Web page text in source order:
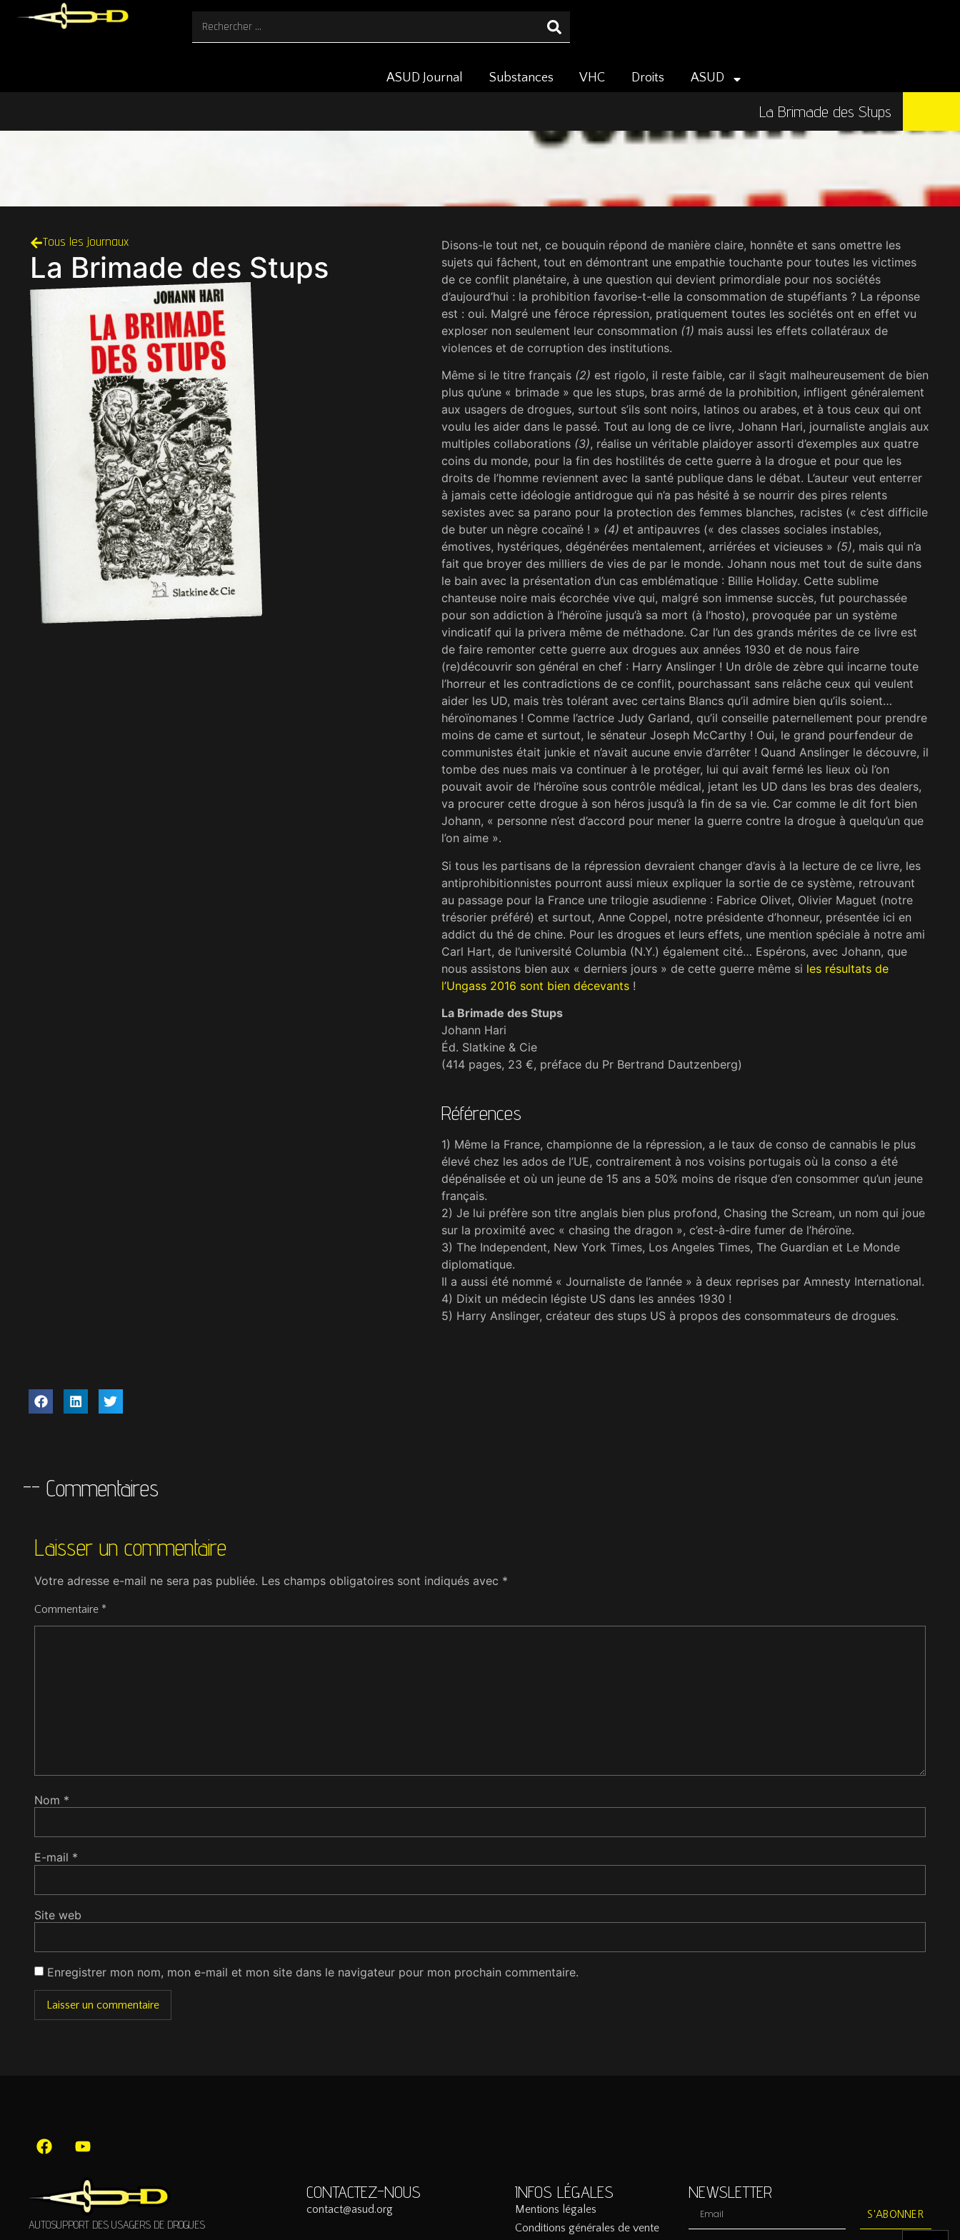
ASUD Journal Substances VHC Droits ASUD
La Brimade des Stups
Tous les journaux
La Brimade des Stups
Disons-le tout net, ce bouquin répond de manière claire, honnête et sans omettre les
sujets qui fâchent, tout en démontrant une empathie touchante pour toutes les victimes
de ce conflit planétaire, à une question qui devient primordiale pour nos sociétés
d’aujourd’hui : la prohibition favorise-t-elle la consommation de stupéfiants ? La réponse
est : oui. Malgré une féroce répression, pratiquement toutes les sociétés ont en effet vu
exploser non seulement leur consommation (1) mais aussi les effets collatéraux de
violences et de corruption des institutions.
Même si le titre français (2) est rigolo, il reste faible, car il s’agit malheureusement de bien
plus qu’une « brimade » que les stups, bras armé de la prohibition, infligent généralement
aux usagers de drogues, surtout s’ils sont noirs, latinos ou arabes, et à tous ceux qui ont
voulu les aider dans le passé. Tout au long de ce livre, Johann Hari, journaliste anglais aux
multiples collaborations (3), réalise un véritable plaidoyer assorti d’exemples aux quatre
coins du monde, pour la fin des hostilités de cette guerre à la drogue et pour que les
droits de l’homme reviennent avec la santé publique dans le débat. L’auteur veut enterrer
à jamais cette idéologie antidrogue qui n’a pas hésité à se nourrir des pires relents
sexistes avec sa parano pour la protection des femmes blanches, racistes (« c’est difficile
de buter un nègre cocaïné ! » (4) et antipauvres (« des classes sociales instables,
émotives, hystériques, dégénérées mentalement, arriérées et vicieuses » (5), mais qui n’a
fait que broyer des milliers de vies de par le monde. Johann nous met tout de suite dans
le bain avec la présentation d’un cas emblématique : Billie Holiday. Cette sublime
chanteuse noire mais écorchée vive qui, malgré son immense succès, fut pourchassée
pour son addiction à l’héroïne jusqu’à sa mort (à l’hosto), provoquée par un système
vindicatif qui la privera même de méthadone. Car l’un des grands mérites de ce livre est
de faire remonter cette guerre aux drogues aux années 1930 et de nous faire
(re)découvrir son général en chef : Harry Anslinger ! Un drôle de zèbre qui incarne toute
l’horreur et les contradictions de ce conflit, pourchassant sans relâche ceux qui veulent
aider les UD, mais très tolérant avec certains Blancs qu’il admire bien qu’ils soient…
héroïnomanes ! Comme l’actrice Judy Garland, qu’il conseille paternellement pour prendre
moins de came et surtout, le sénateur Joseph McCarthy ! Oui, le grand pourfendeur de
communistes était junkie et n’avait aucune envie d’arrêter ! Quand Anslinger le découvre, il
tombe des nues mais va continuer à le protéger, lui qui avait fermé les lieux où l’on
pouvait avoir de l’héroïne sous contrôle médical, jetant les UD dans les bras des dealers,
va procurer cette drogue à son héros jusqu’à la fin de sa vie. Car comme le dit fort bien
Johann, « personne n’est d’accord pour mener la guerre contre la drogue à quelqu’un que
l’on aime ».
Si tous les partisans de la répression devraient changer d’avis à la lecture de ce livre, les
antiprohibitionnistes pourront aussi mieux expliquer la sortie de ce système, retrouvant
au passage pour la France une trilogie asudienne : Fabrice Olivet, Olivier Maguet (notre
trésorier préféré) et surtout, Anne Coppel, notre présidente d’honneur, présentée ici en
addict du thé de chine. Pour les drogues et leurs effets, une mention spéciale à notre ami
Carl Hart, de l’université Columbia (N.Y.) également cité… Espérons, avec Johann, que
nous assistons bien aux « derniers jours » de cette guerre même si les résultats de
l’Ungass 2016 sont bien décevants !
La Brimade des Stups
Johann Hari
Éd. Slatkine & Cie
(414 pages, 23 €, préface du Pr Bertrand Dautzenberg)
Références
1) Même la France, championne de la répression, a le taux de conso de cannabis le plus
élevé chez les ados de l’UE, contrairement à nos voisins portugais où la conso a été
dépénalisée et où un jeune de 15 ans a 50% moins de risque d’en consommer qu’un jeune
français.
2) Je lui préfère son titre anglais bien plus profond, Chasing the Scream, un nom qui joue
sur la proximité avec « chasing the dragon », c’est-à-dire fumer de l’héroïne.
3) The Independent, New York Times, Los Angeles Times, The Guardian et Le Monde
diplomatique.
Il a aussi été nommé « Journaliste de l’année » à deux reprises par Amnesty International.
4) Dixit un médecin légiste US dans les années 1930 !
5) Harry Anslinger, créateur des stups US à propos des consommateurs de drogues.
-- Commentaires
Laisser un commentaire
Votre adresse e-mail ne sera pas publiée. Les champs obligatoires sont indiqués avec *
Commentaire *
Nom *
E-mail *
Site web
Enregistrer mon nom, mon e-mail et mon site dans le navigateur pour mon prochain commentaire.
AUTOSUPPORT DES USAGERS DE DROGUES
CONTACTEZ-NOUS
contact@asud.org
INFOS LÉGALES
Mentions légales
Conditions générales de vente
NEWSLETTER
S'ABONNER